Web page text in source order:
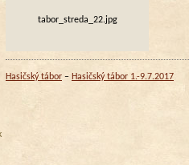
tabor_streda_22.jpg
Hasičský tábor Hasičský tábor 1.-9.7.2017